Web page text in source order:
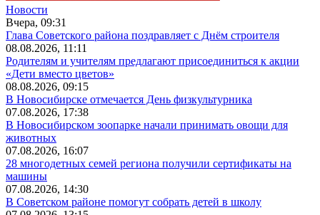
Новости
Вчера, 09:31
Глава Советского района поздравляет с Днём строителя
08.08.2026, 11:11
Родителям и учителям предлагают присоединиться к акции
«Дети вместо цветов»
08.08.2026, 09:15
В Новосибирске отмечается День физкультурника
07.08.2026, 17:38
В Новосибирском зоопарке начали принимать овощи для
животных
07.08.2026, 16:07
28 многодетных семей региона получили сертификаты на
машины
07.08.2026, 14:30
В Советском районе помогут собрать детей в школу